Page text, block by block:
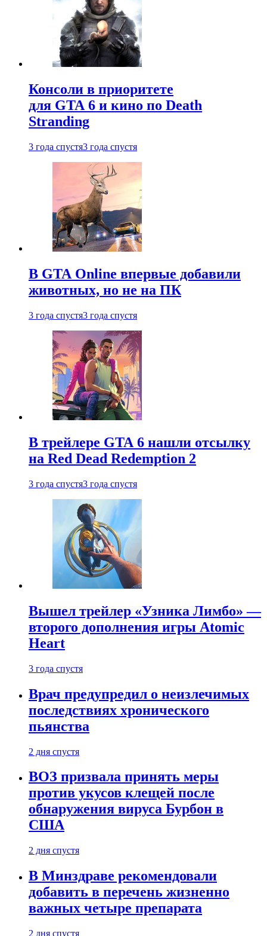
Консоли в приоритете
для GTA 6 и кино по Death
Stranding
3 года спустя3 года спустя
В GTA Online впервые добавили
животных, но не на ПК
3 года спустя3 года спустя
В трейлере GTA 6 нашли отсылку
на Red Dead Redemption 2
3 года спустя3 года спустя
Вышел трейлер «Узника Лимбо» —
второго дополнения игры Atomic
Heart
3 года спустя
Врач предупредил о неизлечимых
последствиях хронического
пьянства
2 дня спустя
ВОЗ призвала принять меры
против укусов клещей после
обнаружения вируса Бурбон в
США
2 дня спустя
В Минздраве рекомендовали
добавить в перечень жизненно
важных четыре препарата
2 дня спустя